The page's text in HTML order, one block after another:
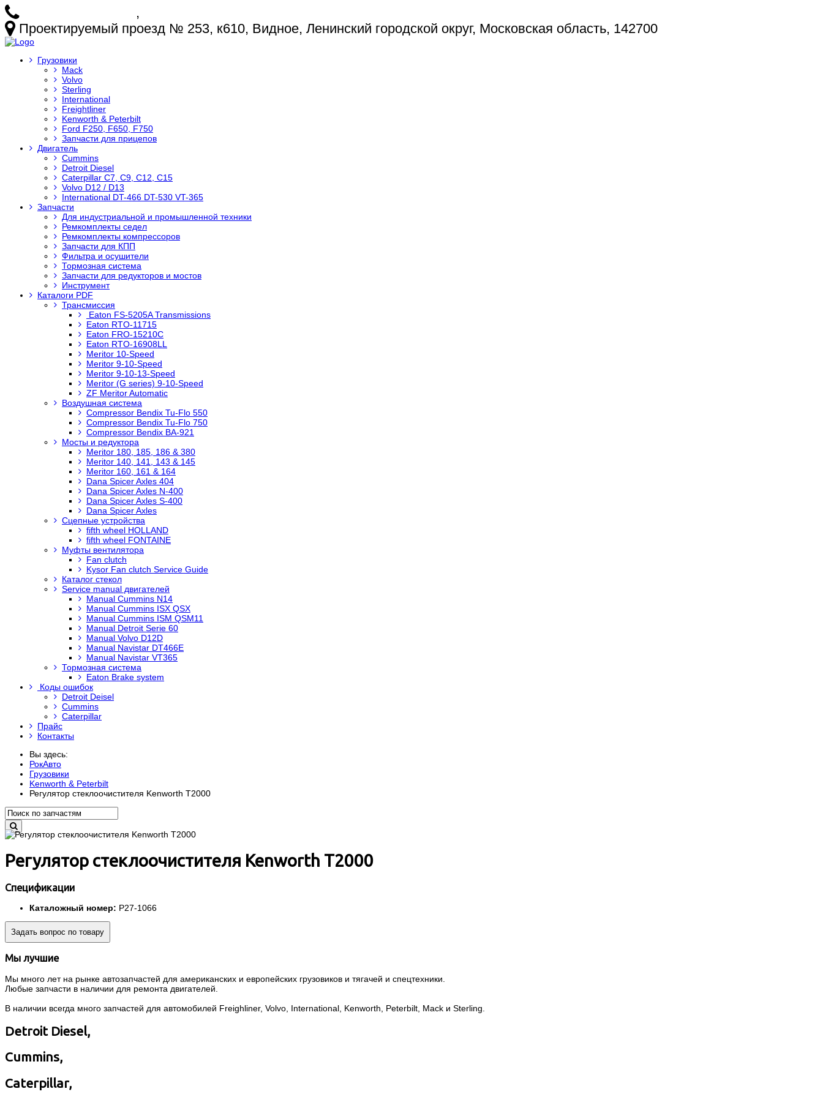
,
Проектируемый проезд № 253, к610, Видное, Ленинский городской округ, Московская область, 142700
Грузовики
Mack
Volvo
Sterling
International
Freightliner
Kenworth & Peterbilt
Ford F250, F650, F750
Запчасти для прицепов
Двигатель
Cummins
Detroit Diesel
Caterpillar C7, C9, C12, C15
Volvo D12 / D13
International DT-466 DT-530 VT-365
Запчасти
Для индустриальной и промышленной техники
Ремкомплекты седел
Ремкомплекты компрессоров
Запчасти для КПП
Фильтра и осушители
Тормозная система
Запчасти для редукторов и мостов
Инструмент
Каталоги PDF
Трансмиссия
Eaton FS-5205A Transmissions
Eaton RTO-11715
Eaton FRO-15210C
Eaton RTO-16908LL
Meritor 10-Speed
Meritor 9-10-Speed
Meritor 9-10-13-Speed
Meritor (G series) 9-10-Speed
ZF Meritor Automatic
Воздушная система
Compressor Bendix Tu-Flo 550
Compressor Bendix Tu-Flo 750
Compressor Bendix BA-921
Мосты и редуктора
Meritor 180, 185, 186 & 380
Meritor 140, 141, 143 & 145
Meritor 160, 161 & 164
Dana Spicer Axles 404
Dana Spicer Axles N-400
Dana Spicer Axles S-400
Dana Spicer Axles
Сцепные устройства
fifth wheel HOLLAND
fifth wheel FONTAINE
Муфты вентилятора
Fan clutch
Kysor Fan clutch Service Guide
Каталог стекол
Service manual двигателей
Manual Cummins N14
Manual Cummins ISX QSX
Manual Cummins ISM QSM11
Manual Detroit Serie 60
Manual Volvo D12D
Manual Navistar DT466E
Manual Navistar VT365
Тормозная система
Eaton Brake system
Коды ошибок
Detroit Deisel
Cummins
Caterpillar
Прайс
Контакты
Вы здесь:
РокАвто
Грузовики
Kenworth & Peterbilt
Регулятор стеклоочистителя Kenworth T2000
Регулятор стеклоочистителя Kenworth T2000
Спецификации
Каталожный номер: P27-1066
Задать вопрос по товару
Мы лучшие
Мы много лет на рынке автозапчастей для американских и европейских грузовиков и тягачей и спецтехники.
Любые запчасти в наличии для ремонта двигателей.
В наличии всегда много запчастей для автомобилей Freighliner, Volvo, International, Kenworth, Peterbilt, Mack и Sterling.
Detroit Diesel,
Cummins,
Caterpillar,